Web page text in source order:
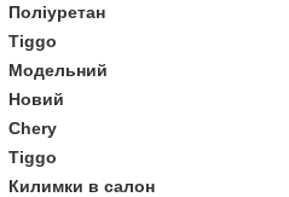
Поліуретан
Tiggo
Модельний
Новий
Chery
Tiggo
Килимки в салон